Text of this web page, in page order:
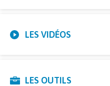
LES VIDÉOS
LES OUTILS